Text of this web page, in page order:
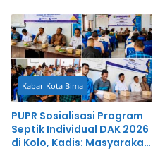
Kabar Kota Bima
PUPR Sosialisasi Program
Septik Individual DAK 2026
di Kolo, Kadis: Masyarakat